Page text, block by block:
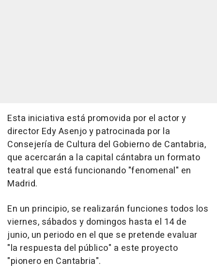
Esta iniciativa está promovida por el actor y
director Edy Asenjo y patrocinada por la
Consejería de Cultura del Gobierno de Cantabria,
que acercarán a la capital cántabra un formato
teatral que está funcionando "fenomenal" en
Madrid.
En un principio, se realizarán funciones todos los
viernes, sábados y domingos hasta el 14 de
junio, un periodo en el que se pretende evaluar
"la respuesta del público" a este proyecto
"pionero en Cantabria".